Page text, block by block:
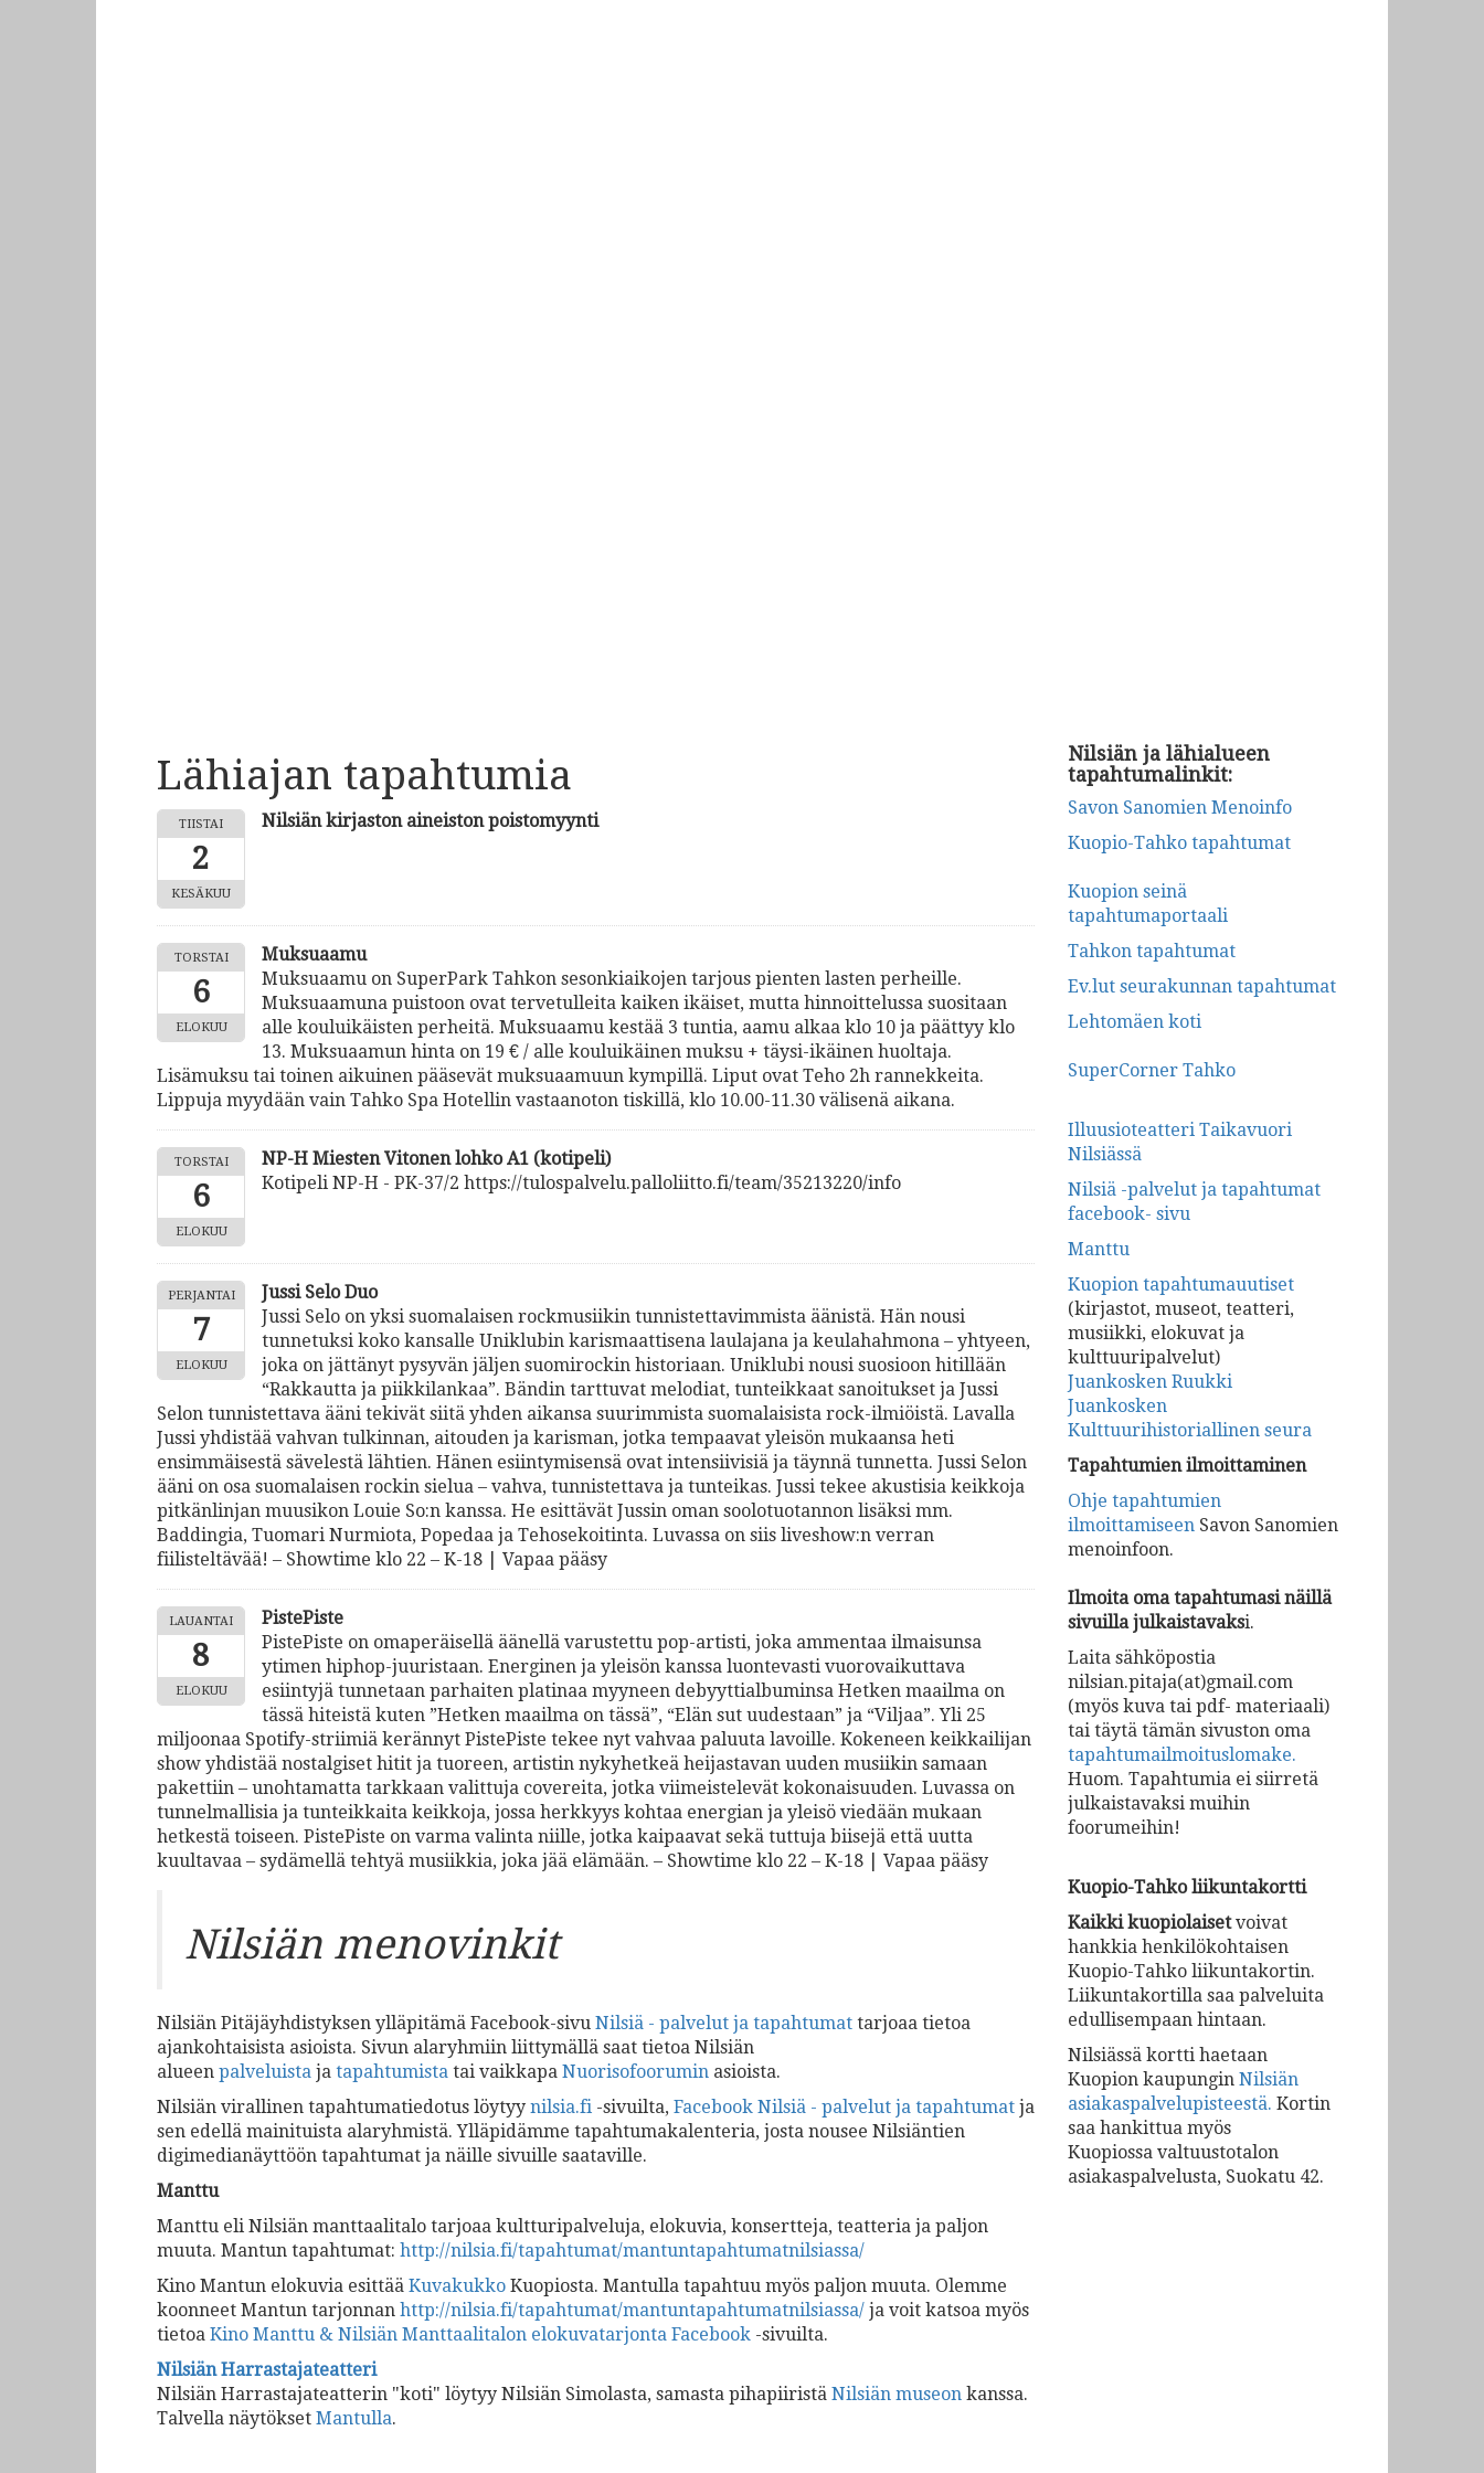
Lähiajan tapahtumia
TIISTAI
2
KESÄKUU
Nilsiän kirjaston aineiston poistomyynti
TORSTAI
6
ELOKUU
Muksuaamu
Muksuaamu on SuperPark Tahkon sesonkiaikojen tarjous pienten lasten perheille.
Muksuaamuna puistoon ovat tervetulleita kaiken ikäiset, mutta hinnoittelussa suositaan
alle kouluikäisten perheitä. Muksuaamu kestää 3 tuntia, aamu alkaa klo 10 ja päättyy klo
13. Muksuaamun hinta on 19 € / alle kouluikäinen muksu + täysi-ikäinen huoltaja.
Lisämuksu tai toinen aikuinen pääsevät muksuaamuun kympillä. Liput ovat Teho 2h rannekkeita.
Lippuja myydään vain Tahko Spa Hotellin vastaanoton tiskillä, klo 10.00-11.30 välisenä aikana.
TORSTAI
6
ELOKUU
NP-H Miesten Vitonen lohko A1 (kotipeli)
Kotipeli NP-H - PK-37/2 https://tulospalvelu.palloliitto.fi/team/35213220/info
PERJANTAI
7
ELOKUU
Jussi Selo Duo
Jussi Selo on yksi suomalaisen rockmusiikin tunnistettavimmista äänistä. Hän nousi
tunnetuksi koko kansalle Uniklubin karismaattisena laulajana ja keulahahmona – yhtyeen,
joka on jättänyt pysyvän jäljen suomirockin historiaan. Uniklubi nousi suosioon hitillään
“Rakkautta ja piikkilankaa”. Bändin tarttuvat melodiat, tunteikkaat sanoitukset ja Jussi
Selon tunnistettava ääni tekivät siitä yhden aikansa suurimmista suomalaisista rock-ilmiöistä. Lavalla
Jussi yhdistää vahvan tulkinnan, aitouden ja karisman, jotka tempaavat yleisön mukaansa heti
ensimmäisestä sävelestä lähtien. Hänen esiintymisensä ovat intensiivisiä ja täynnä tunnetta. Jussi Selon
ääni on osa suomalaisen rockin sielua – vahva, tunnistettava ja tunteikas. Jussi tekee akustisia keikkoja
pitkänlinjan muusikon Louie So:n kanssa. He esittävät Jussin oman soolotuotannon lisäksi mm.
Baddingia, Tuomari Nurmiota, Popedaa ja Tehosekoitinta. Luvassa on siis liveshow:n verran
fiilisteltävää! – Showtime klo 22 – K-18 | Vapaa pääsy
LAUANTAI
8
ELOKUU
PistePiste
PistePiste on omaperäisellä äänellä varustettu pop-artisti, joka ammentaa ilmaisunsa
ytimen hiphop-juuristaan. Energinen ja yleisön kanssa luontevasti vuorovaikuttava
esiintyjä tunnetaan parhaiten platinaa myyneen debyyttialbuminsa Hetken maailma on
tässä hiteistä kuten ”Hetken maailma on tässä”, “Elän sut uudestaan” ja “Viljaa”. Yli 25
miljoonaa Spotify-striimiä kerännyt PistePiste tekee nyt vahvaa paluuta lavoille. Kokeneen keikkailijan
show yhdistää nostalgiset hitit ja tuoreen, artistin nykyhetkeä heijastavan uuden musiikin samaan
pakettiin – unohtamatta tarkkaan valittuja covereita, jotka viimeistelevät kokonaisuuden. Luvassa on
tunnelmallisia ja tunteikkaita keikkoja, jossa herkkyys kohtaa energian ja yleisö viedään mukaan
hetkestä toiseen. PistePiste on varma valinta niille, jotka kaipaavat sekä tuttuja biisejä että uutta
kuultavaa – sydämellä tehtyä musiikkia, joka jää elämään. – Showtime klo 22 – K-18 | Vapaa pääsy
Nilsiän menovinkit
Nilsiän Pitäjäyhdistyksen ylläpitämä Facebook-sivu Nilsiä - palvelut ja tapahtumat tarjoaa tietoa
ajankohtaisista asioista. Sivun alaryhmiin liittymällä saat tietoa Nilsiän
alueen palveluista ja tapahtumista tai vaikkapa Nuorisofoorumin asioista.
Nilsiän virallinen tapahtumatiedotus löytyy nilsia.fi -sivuilta, Facebook Nilsiä - palvelut ja tapahtumat ja
sen edellä mainituista alaryhmistä. Ylläpidämme tapahtumakalenteria, josta nousee Nilsiäntien
digimedianäyttöön tapahtumat ja näille sivuille saataville.
Manttu
Manttu eli Nilsiän manttaalitalo tarjoaa kultturipalveluja, elokuvia, konsertteja, teatteria ja paljon
muuta. Mantun tapahtumat: http://nilsia.fi/tapahtumat/mantuntapahtumatnilsiassa/
Kino Mantun elokuvia esittää Kuvakukko Kuopiosta. Mantulla tapahtuu myös paljon muuta. Olemme
koonneet Mantun tarjonnan http://nilsia.fi/tapahtumat/mantuntapahtumatnilsiassa/ ja voit katsoa myös
tietoa Kino Manttu & Nilsiän Manttaalitalon elokuvatarjonta Facebook -sivuilta.
Nilsiän Harrastajateatteri
Nilsiän Harrastajateatterin "koti" löytyy Nilsiän Simolasta, samasta pihapiiristä Nilsiän museon kanssa.
Talvella näytökset Mantulla.
Nilsiän ja lähialueen
tapahtumalinkit:
Savon Sanomien Menoinfo
Kuopio-Tahko tapahtumat
Kuopion seinä
tapahtumaportaali
Tahkon tapahtumat
Ev.lut seurakunnan tapahtumat
Lehtomäen koti
SuperCorner Tahko
Illuusioteatteri Taikavuori
Nilsiässä
Nilsiä -palvelut ja tapahtumat
facebook- sivu
Manttu
Kuopion tapahtumauutiset
(kirjastot, museot, teatteri,
musiikki, elokuvat ja
kulttuuripalvelut)
Juankosken Ruukki
Juankosken
Kulttuurihistoriallinen seura
Tapahtumien ilmoittaminen
Ohje tapahtumien
ilmoittamiseen Savon Sanomien
menoinfoon.
Ilmoita oma tapahtumasi näillä
sivuilla julkaistavaksi.
Laita sähköpostia
nilsian.pitaja(at)gmai​l.com
(myös kuva tai pdf- materiaali)
tai täytä tämän sivuston oma
tapahtumailmoituslomake.
Huom. Tapahtumia ei siirretä
julkaistavaksi muihin
foorumeihin!
Kuopio-Tahko liikuntakortti
Kaikki kuopiolaisetvoivat
hankkia henkilökohtaisen
Kuopio-Tahko liikuntakortin.
Liikuntakortilla saa palveluita
edullisempaan hintaan.
Nilsiässä kortti haetaan
Kuopion kaupungin Nilsiän
asiakaspalvelupisteestä. Kortin
saa hankittua myös
Kuopiossa valtuustotalon
asiakaspalvelusta, Suokatu 42.